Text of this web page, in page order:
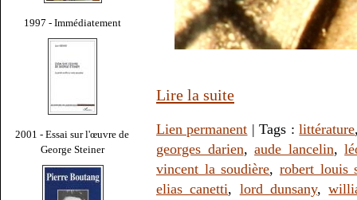
1997 - Immédiatement
2001 - Essai sur l'œuvre de
George Steiner
Lire la suite
Lien permanent | Tags :littérature
georges darien,aude lancelin,
vincent la soudière, robert louis
elias canetti, lord dunsany,